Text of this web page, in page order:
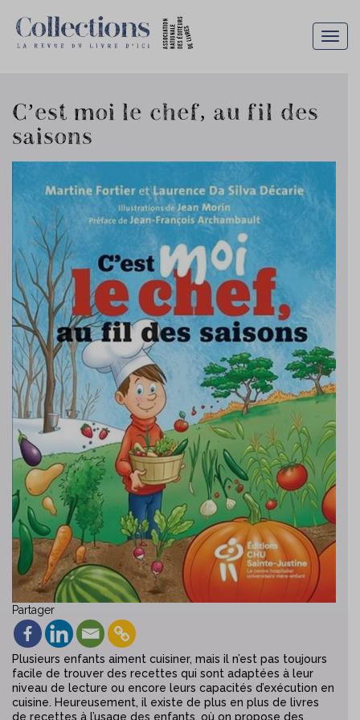
C’est moi le chef, au fil des
saisons
Partager
Plusieurs enfants aiment cuisiner, mais il n’est pas toujours
facile de trouver des recettes qui sont adaptées à leur
niveau de lecture ou encore leurs capacités d’exécution en
cuisine. Heureusement, il existe de plus en plus de livres
de recettes à l’usage des enfants, où on propose des